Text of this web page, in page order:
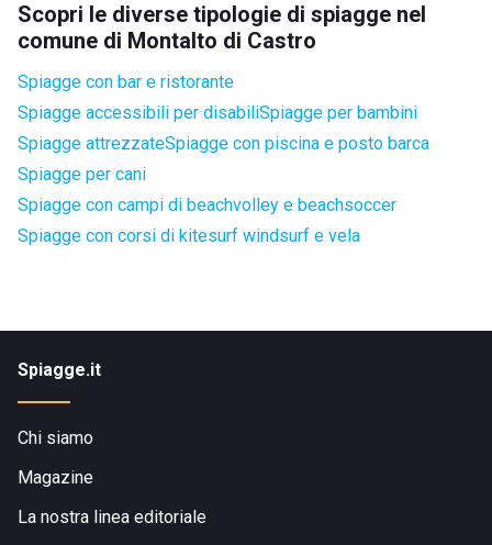
Scopri le diverse tipologie di spiagge nel
comune di Montalto di Castro
Spiagge con bar e ristorante
Spiagge accessibili per disabiliSpiagge per bambini
Spiagge attrezzateSpiagge con piscina e posto barca
Spiagge per cani
Spiagge con campi di beachvolley e beachsoccer
Spiagge con corsi di kitesurf windsurf e vela
Spiagge.it
Chi siamo
Magazine
La nostra linea editoriale